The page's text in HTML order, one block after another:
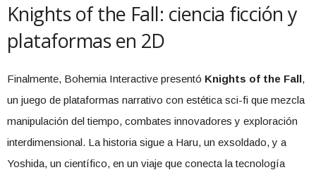
Knights of the Fall: ciencia ficción y
plataformas en 2D
Finalmente, Bohemia Interactive presentó Knights of the Fall,
un juego de plataformas narrativo con estética sci-fi que mezcla
manipulación del tiempo, combates innovadores y exploración
interdimensional. La historia sigue a Haru, un exsoldado, y a
Yoshida, un científico, en un viaje que conecta la tecnología